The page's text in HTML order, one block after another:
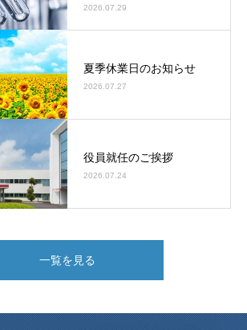
2026.07.29
夏季休業日のお知らせ
2026.07.27
役員就任のご挨拶
2026.07.24
一覧を見る